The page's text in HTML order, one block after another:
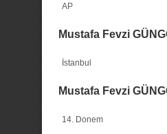
AP
Mustafa Fevzi
İstanbul
Mustafa Fevzi
14. Donem